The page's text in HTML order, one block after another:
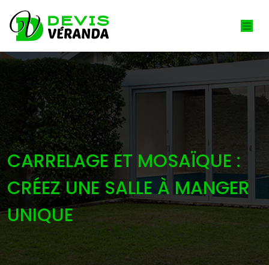
CARRELAGE ET MOSAÏQUE :
CRÉEZ UNE SALLE À MANGER
UNIQUE